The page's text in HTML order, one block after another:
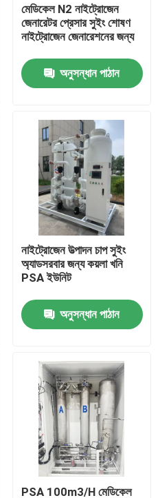
মেডিকেল N2 নাইট্রোজেন
জেনারেটর প্রেসার সুইং শোষণ
নাইট্রোজেন জেনারেশনের জন্য
অনুসন্ধান পাঠান
নাইট্রোজেন উত্পাদন চাপ সুইং
অ্যাডসরবার জন্য কয়লা খনি
PSA ইউনিট
অনুসন্ধান পাঠান
PSA 100m3/H মেডিকেল